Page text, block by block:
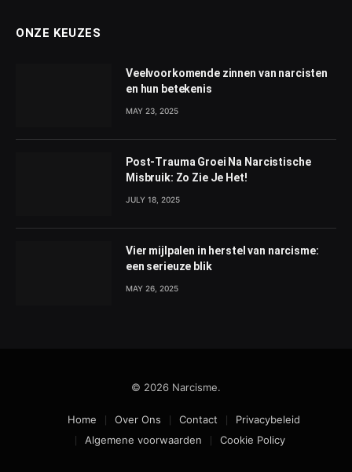
ONZE KEUZES
Veelvoorkomende zinnen van narcisten
en hun betekenis
MAY 23, 2025
Post-Trauma Groei Na Narcistische
Misbruik: Zo Zie Je Het!
JULY 18, 2025
Vier mijlpalen in herstel van narcisme:
een serieuze blik
MAY 26, 2025
© 2026 Narcisme.
Home Over Ons Contact
Privacybeleid
Algemene voorwaarden
Cookie Policy